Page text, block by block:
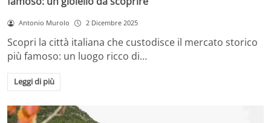
Antonio Murolo 2 Dicembre 2025
Scopri la città italiana che custodisce il mercato storico
più famoso: un luogo ricco di…
Leggi di più